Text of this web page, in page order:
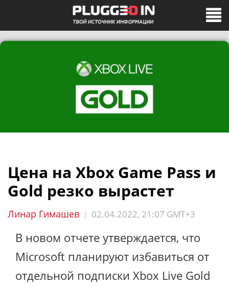
Цена на Xbox Game Pass и
Gold резко вырастет
Линар Гимашев | 02.04.2022, 21:07 GMT+3
В новом отчете утверждается, что
Microsoft планируют избавиться от
отдельной подписки Xbox Live Gold